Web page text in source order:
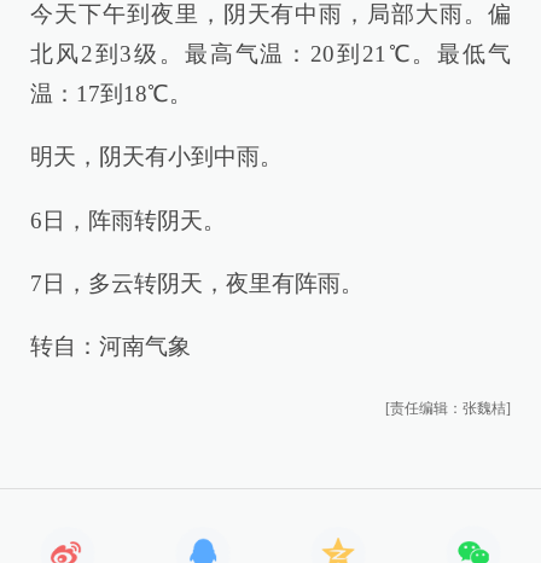
今天下午到夜里，阴天有中雨，局部大雨。偏
北风2到3级。最高气温：20到21℃。最低气
温：17到18℃。
明天，阴天有小到中雨。
6日，阵雨转阴天。
7日，多云转阴天，夜里有阵雨。
转自：河南气象
[责任编辑：张魏桔]